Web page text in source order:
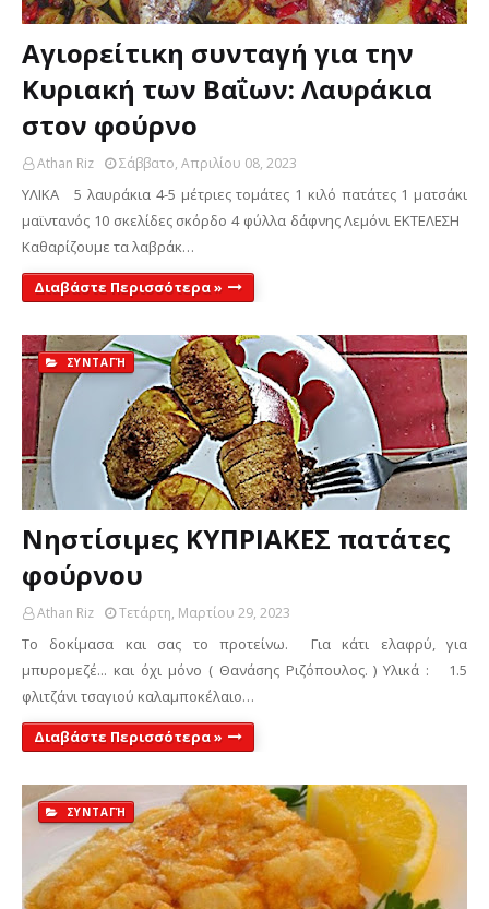
Αγιορείτικη συνταγή για την
Κυριακή των Βαΐων: Λαυράκια
στον φούρνο
Athan Riz Σάββατο, Απριλίου 08, 2023
ΥΛΙΚΑ 5 λαυράκια 4-5 μέτριες τομάτες 1 κιλό πατάτες 1 ματσάκι
μαϊντανός 10 σκελίδες σκόρδο 4 φύλλα δάφνης Λεμόνι ΕΚΤΕΛΕΣΗ
Καθαρίζουμε τα λαβράκ…
Διαβάστε Περισσότερα »
ΣΥΝΤΑΓΉ
Νηστίσιμες ΚΥΠΡΙΑΚΕΣ πατάτες
φούρνου
Athan Riz Τετάρτη, Μαρτίου 29, 2023
Το δοκίμασα και σας το προτείνω. Για κάτι ελαφρύ, για
μπυρομεζέ... και όχι μόνο ( Θανάσης Ριζόπουλος. ) Υλικά : 1.5
φλιτζάνι τσαγιού καλαμποκέλαιο…
Διαβάστε Περισσότερα »
ΣΥΝΤΑΓΉ